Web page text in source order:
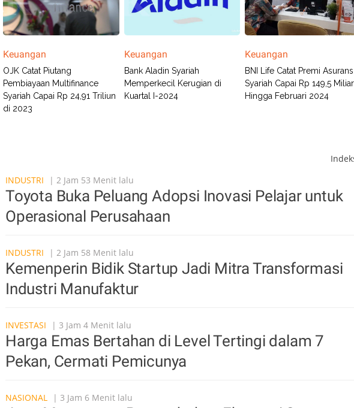
Keuangan
OJK Catat Piutang
Pembiayaan Multifinance
Syariah Capai Rp 24,91 Triliun
di 2023
Keuangan
Bank Aladin Syariah
Memperkecil Kerugian di
Kuartal I-2024
Keuangan
BNI Life Catat Premi
Syariah Capai Rp 149,5 Miliar
Hingga Februari 2024
INDUSTRI
| 2 Jam 53 Menit lalu
Toyota Buka Peluang Adopsi Inovasi Pelajar untuk
Operasional Perusahaan
INDUSTRI | 2 Jam 58 Menit lalu
Kemenperin Bidik Startup Jadi Mitra Transformasi
Industri Manufaktur
INVESTASI | 3 Jam 4 Menit lalu
Harga Emas Bertahan di Level Tertingi dalam 7
Pekan, Cermati Pemicunya
NASIONAL | 3 Jam 6 Menit lalu